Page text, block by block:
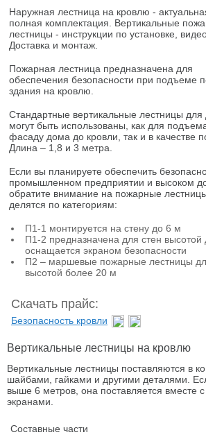
Наружная лестница на кровлю -
полная комплектация. Вертикальные
лестницы - инструкции по установке,
Доставка и монтаж.
Пожарная лестница предназначена для
обеспечения безопасности при подъеме
здания на кровлю.
Стандартные вертикальные лестницы
могут быть использованы, как для
фасаду дома до кровли, так и в качестве
Длина – 1,8 и 3 метра.
Если вы планируете обеспечить
промышленном предприятии и высоком
обратите внимание на пожарные
делятся по категориям:
П1-1 монтируется на стену до 6 м
П1-2 предназначена для стен высотой
оснащается экраном безопасности
П2 – маршевые пожарные лестницы
высотой более 20 м
Скачать прайс:
Безопасность кровли
Вертикальные лестницы на кровлю
Вертикальные лестницы поставляются в
шайбами, гайками и другими деталями.
выше 6 метров, она поставляется вместе
экранами.
Составные части